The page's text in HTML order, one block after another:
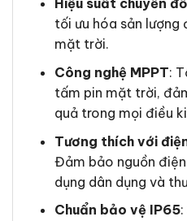
Hiệu suất chuyển
tối ưu hóa sản lượng
mặt trời.
Công nghệ MPPT:
tấm pin mặt trời,
quả trong mọi điều
Tương thích với
Đảm bảo nguồn
dụng dân dụng và
Chuẩn bảo vệ IP65: